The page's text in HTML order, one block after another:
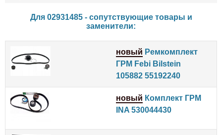
Для 02931485 - сопутствующие товары и
заменители:
новый Ремкомплект
ГРМ Febi Bilstein
105882 55192240
новый Комплект ГРМ
INA 530044430